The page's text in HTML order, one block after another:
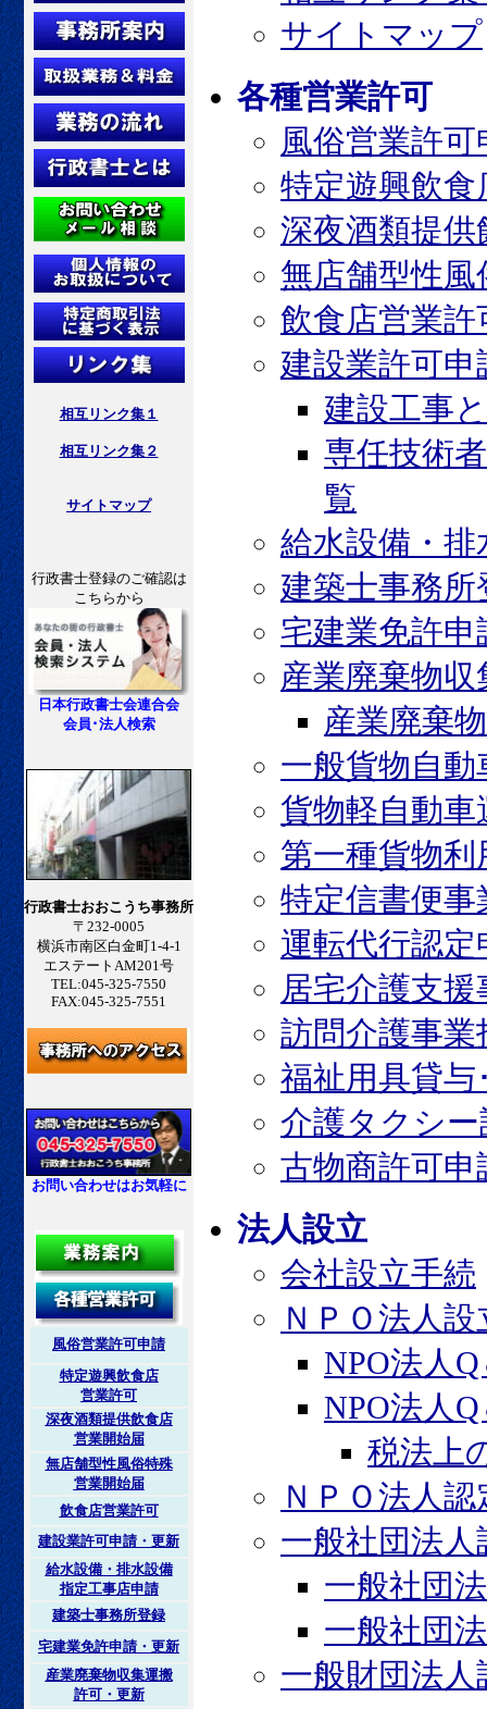
相互リンク集１
相互リンク集２
サイトマップ
行政書士登録のご確認は
こちらから
日本行政書士会連合会
会員･法人検索
行政書士おおこうち事務所
〒232-0005
横浜市南区白金町1-4-1
エステートAM201号
TEL:045-325-7550
FAX:045-325-7551
お問い合わせはお気軽に
風俗営業許可申請
特定遊興飲食店
営業許可
深夜酒類提供飲食店
営業開始届
無店舗型性風俗特殊
営業開始届
飲食店営業許可
建設業許可申請・更新
給水設備・排水設備
指定工事店申請
建築士事務所登録
宅建業免許申請・更新
産業廃棄物収集運搬
許可・更新
サイトマップ
各種営業許可
風俗営業許可
特定遊興飲食
深夜酒類提供
無店舗型性
飲食店営業許
建設業許可申
建設工事
専任技術
覧
給水設備・排
建築士事務所
宅建業免許申
産業廃棄物
産業廃棄
一般貨物自
貨物軽自動車
第一種貨物
特定信書便事
運転代行認定
居宅介護支
訪問介護事業
福祉用具貸与
介護タクシ
古物商許可申
法人設立
会社設立手続
ＮＰＯ法人設
NPO法人
NPO法人
税法上
ＮＰＯ法人
一般社団法人
一般社団
一般社団
一般財団法人